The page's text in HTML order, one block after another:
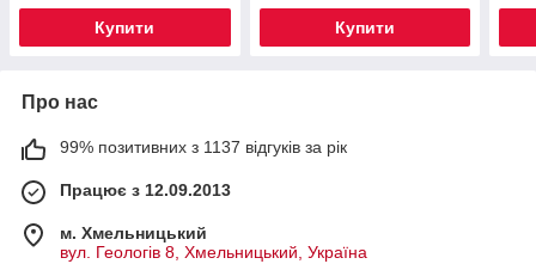
Купити Купити
Про нас
99% позитивних з 1137 відгуків за рік
Працює з 12.09.2013
м. Хмельницький
вул. Геологів 8, Хмельницький, Україна